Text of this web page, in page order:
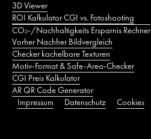
3D Viewer
ROI Kalkulator CGI vs. Fotoshooting
CO₂‑/Nachhaltigkeits Ersparnis Rechner
Vorher Nachher Bildvergleich
Checker kachelbare Texturen
Motiv‑Format & Safe‑Area‑Checker
CGI Preis Kalkulator
AR QR Code Generator
Impressum
Datenschutz Cookies